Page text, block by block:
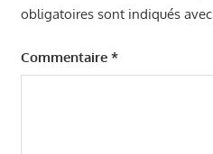
obligatoires sont indiqués avec
Commentaire *